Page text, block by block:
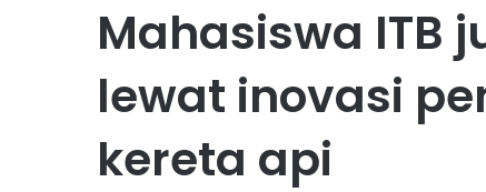
Mahasiswa ITB
lewat inovasi
kereta api